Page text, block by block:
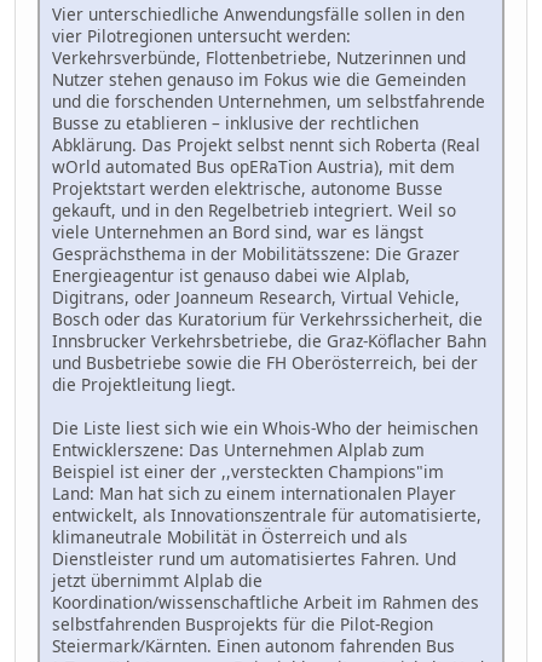
Vier unterschiedliche Anwendungsfälle sollen in den
vier Pilotregionen untersucht werden:
Verkehrsverbünde, Flottenbetriebe, Nutzerinnen und
Nutzer stehen genauso im Fokus wie die Gemeinden
und die forschenden Unternehmen, um selbstfahrende
Busse zu etablieren – inklusive der rechtlichen
Abklärung. Das Projekt selbst nennt sich Roberta (Real
wOrld automated Bus opERaTion Austria), mit dem
Projektstart werden elektrische, autonome Busse
gekauft, und in den Regelbetrieb integriert. Weil so
viele Unternehmen an Bord sind, war es längst
Gesprächsthema in der Mobilitätsszene: Die Grazer
Energieagentur ist genauso dabei wie Alplab,
Digitrans, oder Joanneum Research, Virtual Vehicle,
Bosch oder das Kuratorium für Verkehrssicherheit, die
Innsbrucker Verkehrsbetriebe, die Graz-Köflacher Bahn
und Busbetriebe sowie die FH Oberösterreich, bei der
die Projektleitung liegt.
Die Liste liest sich wie ein Whois-Who der heimischen
Entwicklerszene: Das Unternehmen Alplab zum
Beispiel ist einer der ,,versteckten Champions"im
Land: Man hat sich zu einem internationalen Player
entwickelt, als Innovationszentrale für automatisierte,
klimaneutrale Mobilität in Österreich und als
Dienstleister rund um automatisiertes Fahren. Und
jetzt übernimmt Alplab die
Koordination/wissenschaftliche Arbeit im Rahmen des
selbstfahrenden Busprojekts für die Pilot-Region
Steiermark/Kärnten. Einen autonom fahrenden Bus